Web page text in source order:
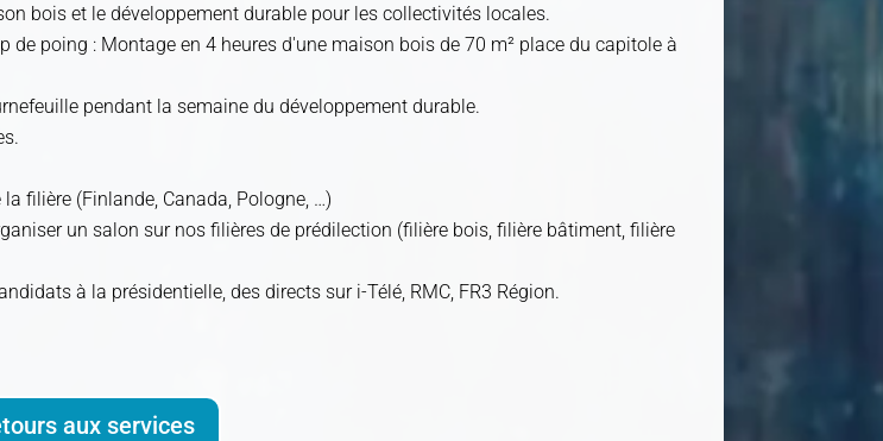
bois et le développement durable pour les collectivités locales.
poing : Montage en 4 heures d'une maison bois de 70 m² place du capitole à
pendant la semaine du développement durable.
filière (Finlande, Canada, Pologne, …)
un salon sur nos filières de prédilection (filière bois, filière bâtiment, filière
à la présidentielle, des directs sur i-Télé, RMC, FR3 Région.
aux services